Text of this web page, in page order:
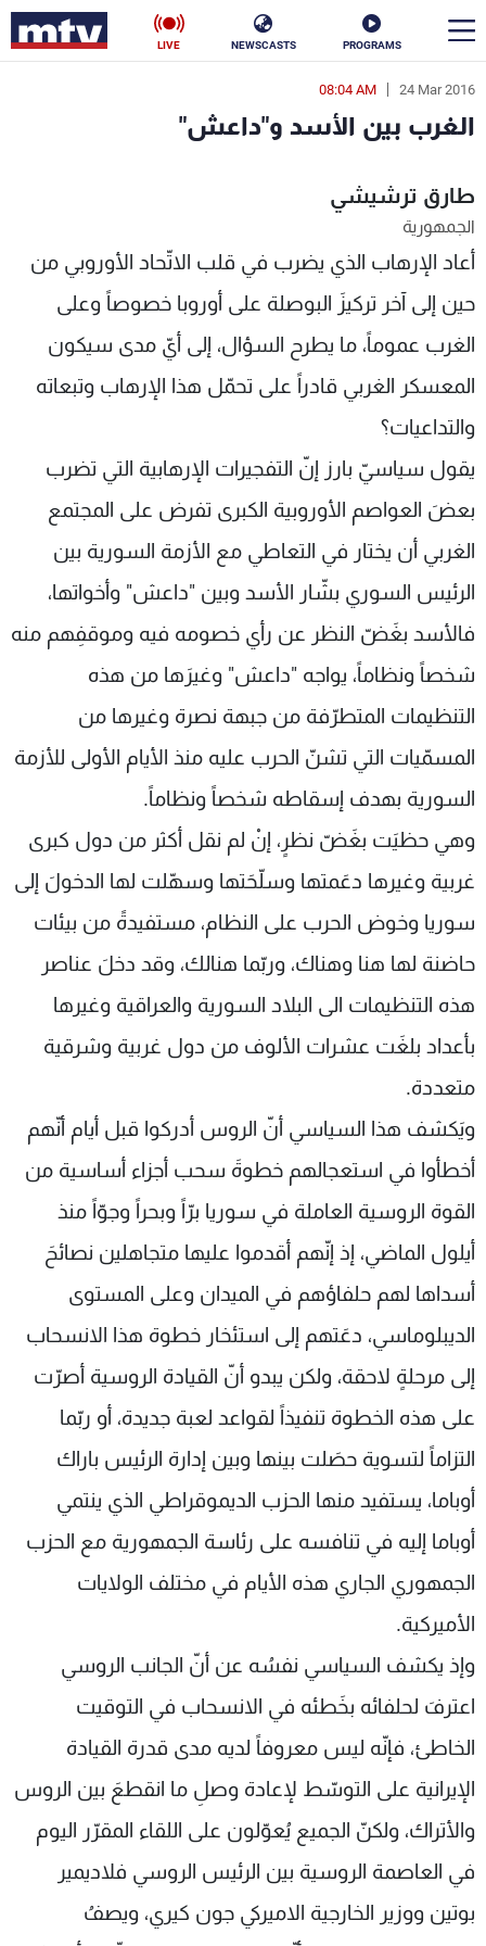
PROGRAMS
NEWSCASTS
LIVE
24 Mar 2016
08:04 AM
الغرب بين الأسد و"داعش"
طارق ترشيشي
الجمهورية
أعاد الإرهاب الذي يضرب في قلب الاتّحاد الأوروبي من
حين إلى آخر تركيزَ البوصلة على أوروبا خصوصاً وعلى
الغرب عموماً، ما يطرح السؤال، إلى أيّ مدى سيكون
المعسكر الغربي قادراً على تحمّل هذا الإرهاب وتبعاته
والتداعيات؟
يقول سياسيّ بارز إنّ التفجيرات الإرهابية التي تضرب
بعضَ العواصم الأوروبية الكبرى تفرض على المجتمع
الغربي أن يختار في التعاطي مع الأزمة السورية بين
الرئيس السوري بشّار الأسد وبين "داعش" وأخواتها،
فالأسد بغَضّ النظر عن رأي خصومه فيه وموقفِهم منه
شخصاً ونظاماً، يواجه "داعش" وغيرَها من هذه
التنظيمات المتطرّفة من جبهة نصرة وغيرها من
المسمّيات التي تشنّ الحرب عليه منذ الأيام الأولى للأزمة
السورية بهدف إسقاطه شخصاً ونظاماً.
وهي حظيَت بغَضّ نظرٍ، إنْ لم نقل أكثر من دول كبرى
غربية وغيرها دعَمتها وسلّحَتها وسهّلت لها الدخولَ إلى
سوريا وخوض الحرب على النظام، مستفيدةً من بيئات
حاضنة لها هنا وهناك، وربّما هنالك، وقد دخلَ عناصر
هذه التنظيمات الى البلاد السورية والعراقية وغيرها
بأعداد بلغَت عشرات الألوف من دول غربية وشرقية
متعددة.
ويَكشف هذا السياسي أنّ الروس أدركوا قبل أيام أنّهم
أخطأوا في استعجالهم خطوةَ سحب أجزاء أساسية من
القوة الروسية العاملة في سوريا برّاً وبحراً وجوّاً منذ
أيلول الماضي، إذ إنّهم أقدموا عليها متجاهلين نصائحَ
أسداها لهم حلفاؤهم في الميدان وعلى المستوى
الديبلوماسي، دعَتهم إلى استئخار خطوة هذا الانسحاب
إلى مرحلةٍ لاحقة، ولكن يبدو أنّ القيادة الروسية أصرّت
على هذه الخطوة تنفيذاً لقواعد لعبة جديدة، أو ربّما
التزاماً لتسوية حصَلت بينها وبين إدارة الرئيس باراك
أوباما، يستفيد منها الحزب الديموقراطي الذي ينتمي
أوباما إليه في تنافسه على رئاسة الجمهورية مع الحزب
الجمهوري الجاري هذه الأيام في مختلف الولايات
الأميركية.
وإذ يكشف السياسي نفسُه عن أنّ الجانب الروسي
اعترفَ لحلفائه بخَطئه في الانسحاب في التوقيت
الخاطئ، فإنّه ليس معروفاً لديه مدى قدرة القيادة
الإيرانية على التوسّط لإعادة وصلِ ما انقطعَ بين الروس
والأتراك، ولكنّ الجميع يُعوّلون على اللقاء المقرّر اليوم
في العاصمة الروسية بين الرئيس الروسي فلاديمير
بوتين ووزير الخارجية الاميركي جون كيري، ويصفُ
en
الأخبار
سياسة
إقتصاد فن
منوعات رياضة
كأس العالم
جدول البرامج
شاهد البرامج
الترددات
عن MTV
الإنـتـاج
وظائف
تواصل معنا
سياسة الخصوصية